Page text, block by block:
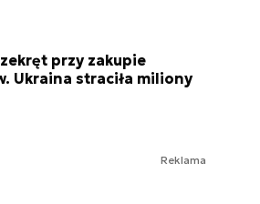
przy zakupie
Ukraina straciła miliony
Reklama